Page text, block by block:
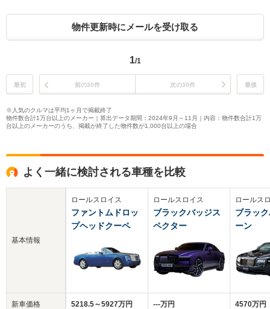
物件更新時にメールを受け取る
1/1
最初 前の30件 次の30件 最後
※人気のクルマは平均1ヶ月で掲載終了
物件数合計1万台以上のメーカー｜算出データ期間：2024年9月～11月｜内容：物件数合計1万
台以上のメーカーのうち、掲載が終了した物件数が1,000台以上の場合
よく一緒に検討される車種を比較
基本情報
新車価格
ロールスロイス
ファントムドロッ
プヘッドクーペ
5218.5～5927万円
ロールスロイス
ブラックバッジス
ペクター
‐‐‐万円
ロールス
ブラッ
ーン
4570万円